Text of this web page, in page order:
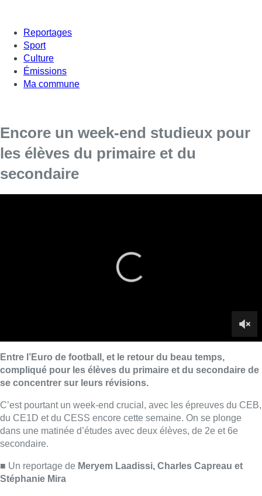
Reportages
Sport
Culture
Émissions
Ma commune
Encore un week-end studieux pour
les élèves du primaire et du
secondaire
du CE1D et du CESS encore cette semaine. On se plonge
dans une matinée d’études avec deux élèves, de 2e et 6e
Meryem Laadissi, Charles Capreau et
Lire aussi :
Jupiler Pro League : Anderlecht
surprend La Louvière dans le
temps additionnel